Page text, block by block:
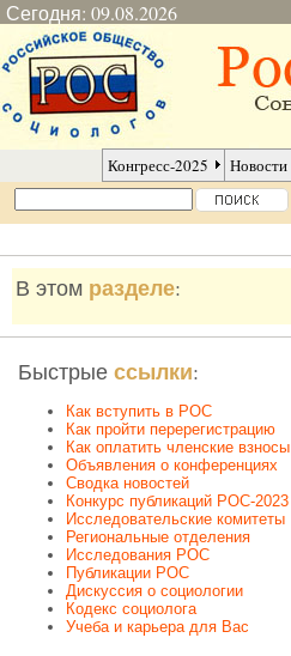
Сегодня: 09.08.2026
Конгресс-2025 Новости
В этом разделе:
Быстрые ссылки:
Как вступить в РОС
Как пройти перерегистрацию
Как оплатить членские взносы
Объявления о конференциях
Сводка новостей
Конкурс публикаций РОС-2023
Исследовательские комитеты
Региональные отделения
Исследования РОС
Публикации РОС
Дискуссия о социологии
Кодекс социолога
Учеба и карьера для Вас